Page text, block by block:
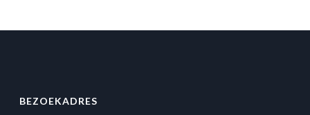
BEZOEKADRES